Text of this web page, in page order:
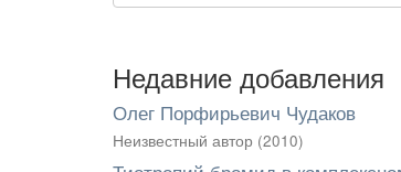
Недавние добавления
Олег Порфирьевич Чудаков
Неизвестный автор (2010)